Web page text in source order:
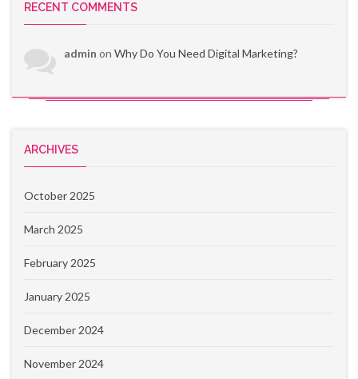
RECENT COMMENTS
admin on Why Do You Need Digital Marketing?
ARCHIVES
October 2025
March 2025
February 2025
January 2025
December 2024
November 2024